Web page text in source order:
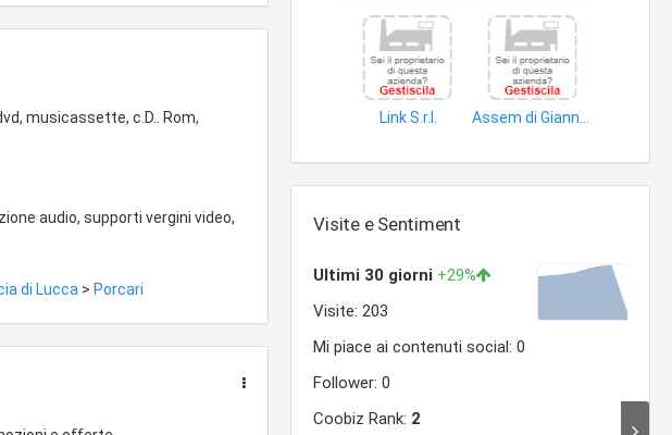
musicassette, c.D.. Rom,
audio, supporti vergini video,
di Lucca > Porcari
Link S.r.l.
Visite e Sentiment